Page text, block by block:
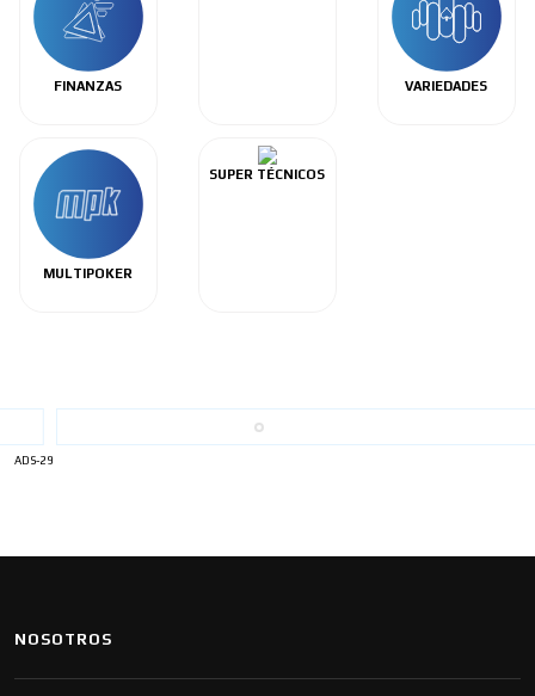
FINANZAS VARIEDADES
MULTIPOKER
SUPER TÉCNICOS
ADS-29
NOSOTROS